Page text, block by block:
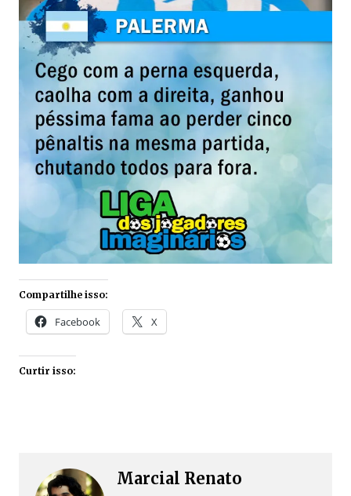
Compartilhe isso:
Facebook X
Curtir isso:
Marcial Renato